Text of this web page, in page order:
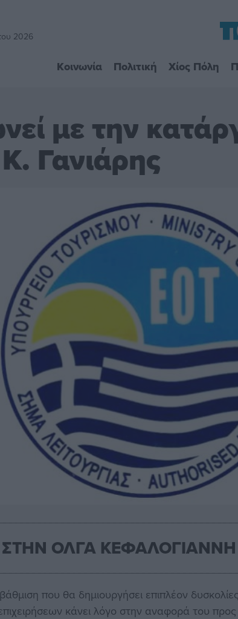
2026
Κοινωνία Πολιτική Χίος Πόλη
με την
Γανιάρης
ΣΤΗΝ ΟΛΓΑ ΚΕΦΑΛΟΓΙΑΝΝΗ
που θα δημιουργήσει επιπλέον
κάνει λόγο στην αναφορά του